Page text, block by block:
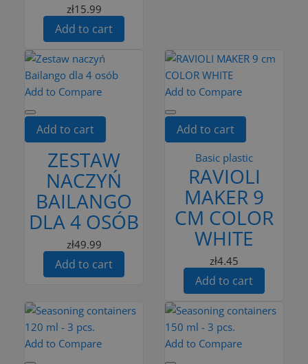
zł15.99
Add to cart
Add to Compare
Add to cart
ZESTAW
NACZYŃ
BAILANGO
DLA 4 OSÓB
zł49.99
Add to cart
Add to Compare
Add to cart
Basic plastic
RAVIOLI
MAKER 9
CM COLOR
WHITE
zł4.45
Add to cart
Add to Compare Add to Compare